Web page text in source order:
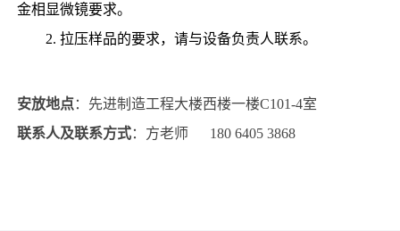
金相显微镜要求。
2. 拉压样品的要求，请与设备负责人联系。
安放地点： 先进制造工程大楼西楼一楼C101-4室
联系人及联系方式： 方老师 180 6405 3868